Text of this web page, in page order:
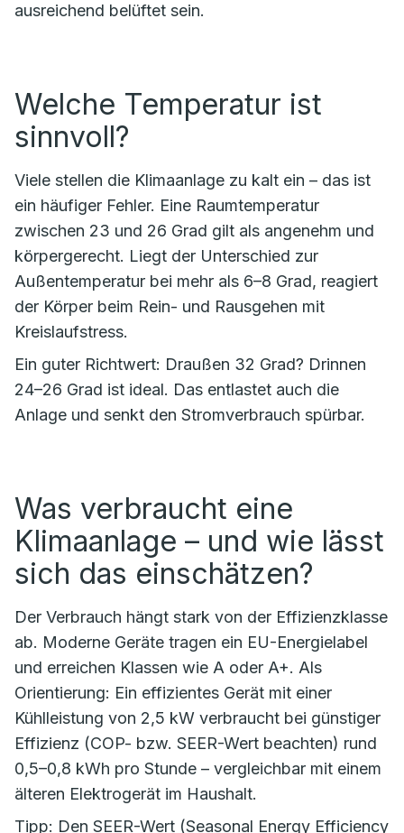
ausreichend belüftet sein.
Welche Temperatur ist
sinnvoll?
Viele stellen die Klimaanlage zu kalt ein – das ist
ein häufiger Fehler. Eine Raumtemperatur
zwischen 23 und 26 Grad gilt als angenehm und
körpergerecht. Liegt der Unterschied zur
Außentemperatur bei mehr als 6–8 Grad, reagiert
der Körper beim Rein- und Rausgehen mit
Kreislaufstress.
Ein guter Richtwert: Draußen 32 Grad? Drinnen
24–26 Grad ist ideal. Das entlastet auch die
Anlage und senkt den Stromverbrauch spürbar.
Was verbraucht eine
Klimaanlage – und wie lässt
sich das einschätzen?
Der Verbrauch hängt stark von der Effizienzklasse
ab. Moderne Geräte tragen ein EU-Energielabel
und erreichen Klassen wie A oder A+. Als
Orientierung: Ein effizientes Gerät mit einer
Kühlleistung von 2,5 kW verbraucht bei günstiger
Effizienz (COP- bzw. SEER-Wert beachten) rund
0,5–0,8 kWh pro Stunde – vergleichbar mit einem
älteren Elektrogerät im Haushalt.
Tipp: Den SEER-Wert (Seasonal Energy Efficiency